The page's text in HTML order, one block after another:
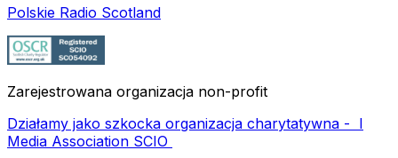
Polskie Radio Scotland
Zarejestrowana organizacja non-profit
Działamy jako szkocka organizacja charytatywna - I
Media Association SCIO